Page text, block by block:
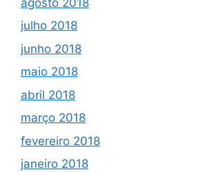
julho 2018
junho 2018
maio 2018
abril 2018
março 2018
fevereiro 2018
janeiro 2018